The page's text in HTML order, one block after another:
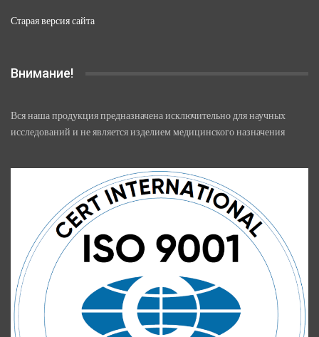
Старая версия сайта
Внимание!
Вся наша продукция предназначена исключительно для научных
исследований и не является изделием медицинского назначения